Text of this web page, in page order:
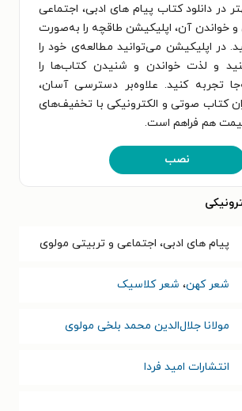
در دانلود کتاب پیام های ادبی، اجتماعی
و خواندن آن، اپلیکیشن طاقچه را به‌صورت
در اپلیکیشن می‌توانید مطالعه‌ی خود را
و لذت خواندن و شنیدن کتاب‌ها را
تجربه کنید. علاوه‌بر دسترسی آسان،
کتاب صوتی و الکترونیکی با تخفیف‌های
هم فراهم است.
نصب
پیام های ادبی، اجتماعی و تربیتی مولوی
شعر کهن، شعر کلاسیک
مولانا جلال‌الدین محمد بلخی مولوی
انتشارات امید فردا